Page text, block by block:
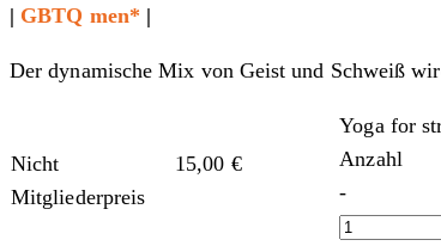
| GBTQ men* |
Der dynamische Mix von Geist und Schweiß
Nicht
Mitgliederpreis
15,00 €
Yoga for
Anzahl
-